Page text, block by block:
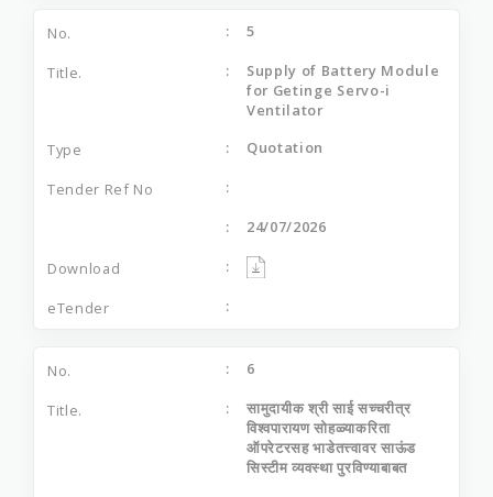
5
Supply of Battery Module
for Getinge Servo-i
Ventilator
Quotation
24/07/2026
6
सामुदायीक श्री साई सच्चरीत्र
विश्वपारायण सोहळ्याकरिता
ऑपरेटरसह भाडेतत्त्वावर साऊंड
सिस्टीम व्यवस्था पुरविण्याबाबत